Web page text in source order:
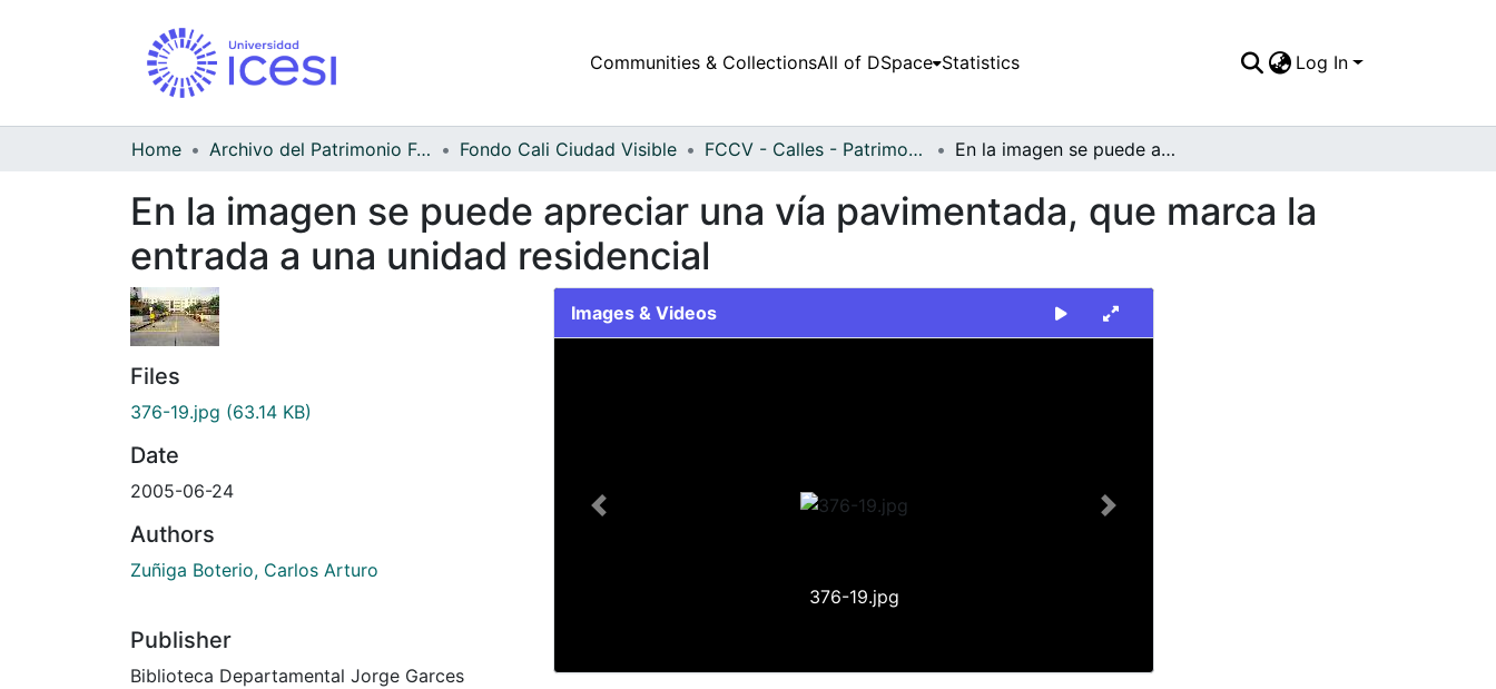
Communities & CollectionsAll of DSpace Statistics Log In
Home Archivo del Patrimonio Fotográfico y Fílmico del Valle del Cauca Fondo Cali Ciudad Visible FCCV - Calles - Patrimonial En la imagen se puede apreciar una vía pavimentada, que marca la entrada a una unidad residencial
En la imagen se puede apreciar una vía pavimentada, que marca la
entrada a una unidad residencial
Files
376-19.jpg (63.14 KB)
Date
2005-06-24
Authors
Zuñiga Boterio, Carlos Arturo
Publisher
Biblioteca Departamental Jorge Garces
Images & Videos
376-19.jpg
Previous Next